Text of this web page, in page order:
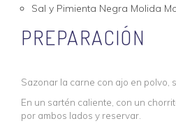
Sal y Pimienta Negra Molida
PREPARACIÓN
Sazonar la carne con ajo en polvo,
En un sartén caliente, con un
por ambos lados y reservar.